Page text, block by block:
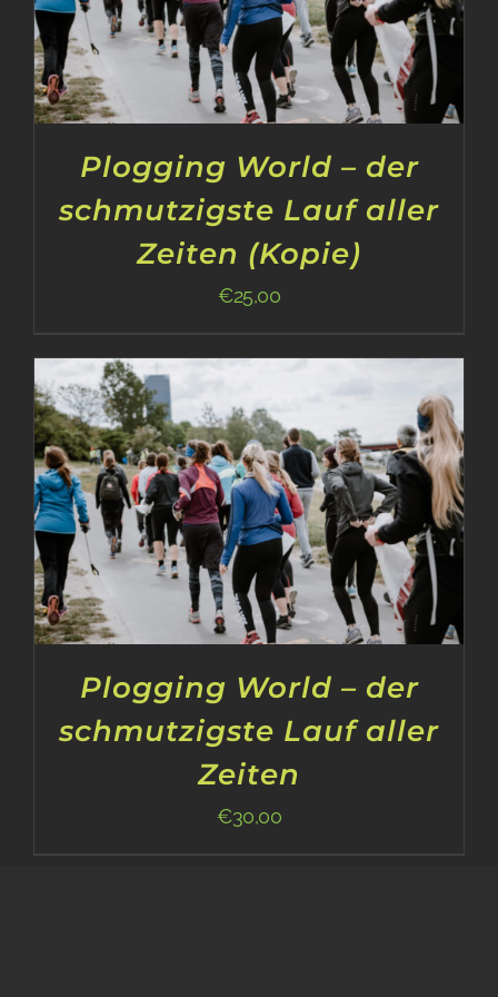
Plogging World – der
schmutzigste Lauf aller
Zeiten (Kopie)
€25,00
Plogging World – der
schmutzigste Lauf aller
Zeiten
€30,00